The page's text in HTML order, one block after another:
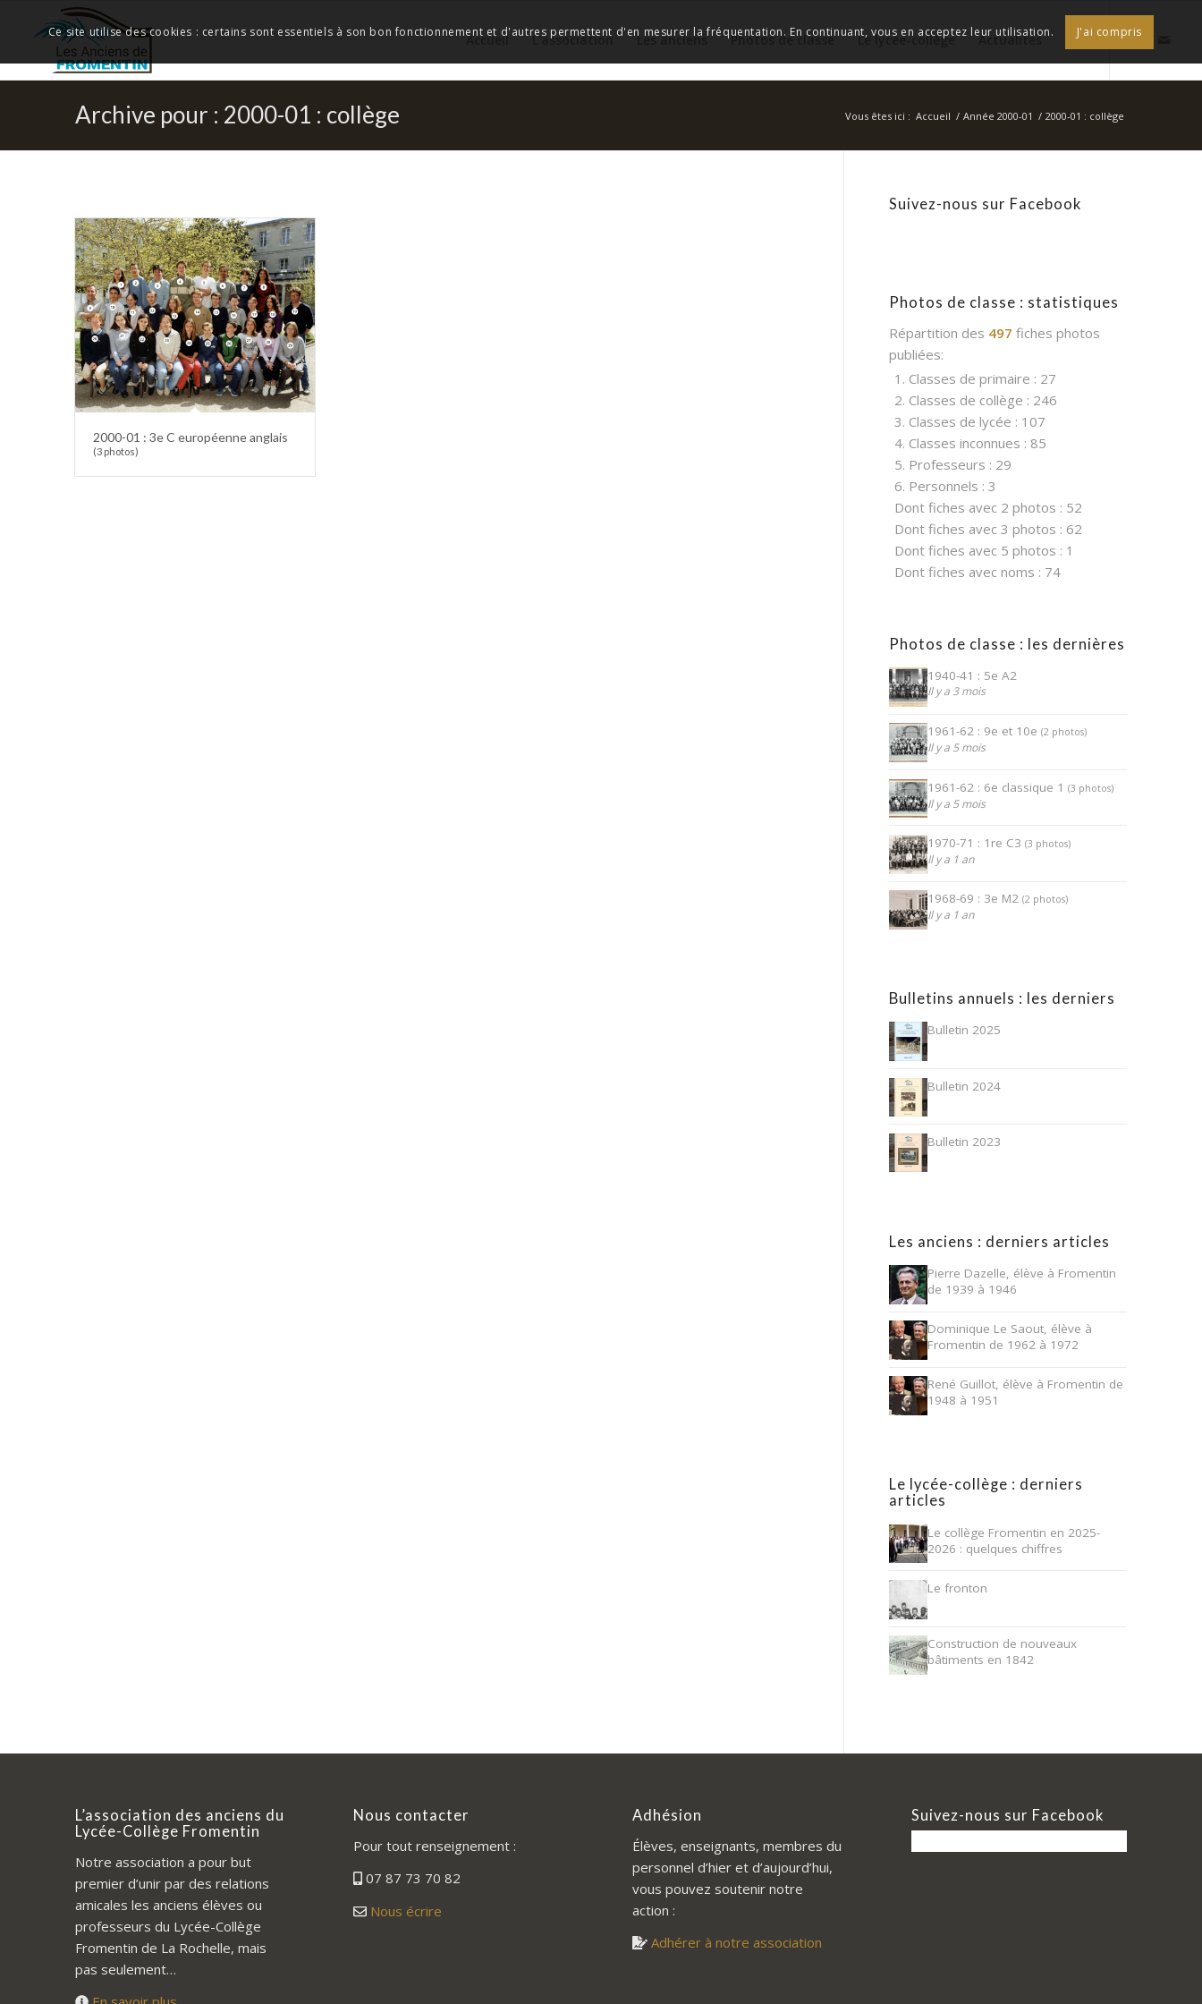
Accueil L’association Les anciens Photos de classe Le lycée-collège Actualités
Archive pour : 2000-01 : collège Vous êtes ici : Accueil / Année 2000-01 / 2000-01 : collège
2000-01 : 3e C européenne anglais
(3 photos)
Suivez-nous sur Facebook
Photos de classe : statistiques
Répartition des 497 fiches photos
publiées:
1. Classes de primaire : 27
2. Classes de collège : 246
3. Classes de lycée : 107
4. Classes inconnues : 85
5. Professeurs : 29
6. Personnels : 3
Dont fiches avec 2 photos : 52
Dont fiches avec 3 photos : 62
Dont fiches avec 5 photos : 1
Dont fiches avec noms : 74
Photos de classe : les dernières
1940-41 : 5e A2
Il y a 3 mois
1961-62 : 9e et 10e(2 photos)
Il y a 5 mois
1961-62 : 6e classique 1(3 photos)
Il y a 5 mois
1970-71 : 1re C3(3 photos)
Il y a 1 an
1968-69 : 3e M2(2 photos)
Il y a 1 an
Bulletins annuels : les derniers
Bulletin 2025
Bulletin 2024
Bulletin 2023
Les anciens : derniers articles
Pierre Dazelle, élève à Fromentin
de 1939 à 1946
Dominique Le Saout, élève à
Fromentin de 1962 à 1972
René Guillot, élève à Fromentin de
1948 à 1951
Le lycée-collège : derniers
articles
Le collège Fromentin en 2025-
2026 : quelques chiffres
Le fronton
Construction de nouveaux
bâtiments en 1842
L’association des anciens du
Lycée-Collège Fromentin
Notre association a pour but
premier d’unir par des relations
amicales les anciens élèves ou
professeurs du Lycée-Collège
Fromentin de La Rochelle, mais
pas seulement…
Nous contacter
Pour tout renseignement :
07 87 73 70 82
Nous écrire
Adhésion
Élèves, enseignants, membres du
personnel d’hier et d’aujourd’hui,
vous pouvez soutenir notre
action :
Adhérer à notre association
Suivez-nous sur Facebook
Ce site utilise des cookies : certains sont essentiels à son bon fonctionnement et d'autres permettent d'en mesurer la fréquentation. En continuant, vous en acceptez leur utilisation. J'ai compris